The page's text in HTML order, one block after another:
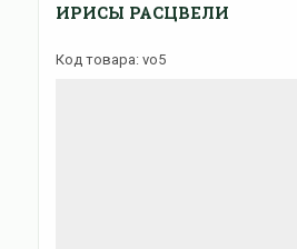
ИРИСЫ РАСЦВЕЛИ
Код товара: vo5